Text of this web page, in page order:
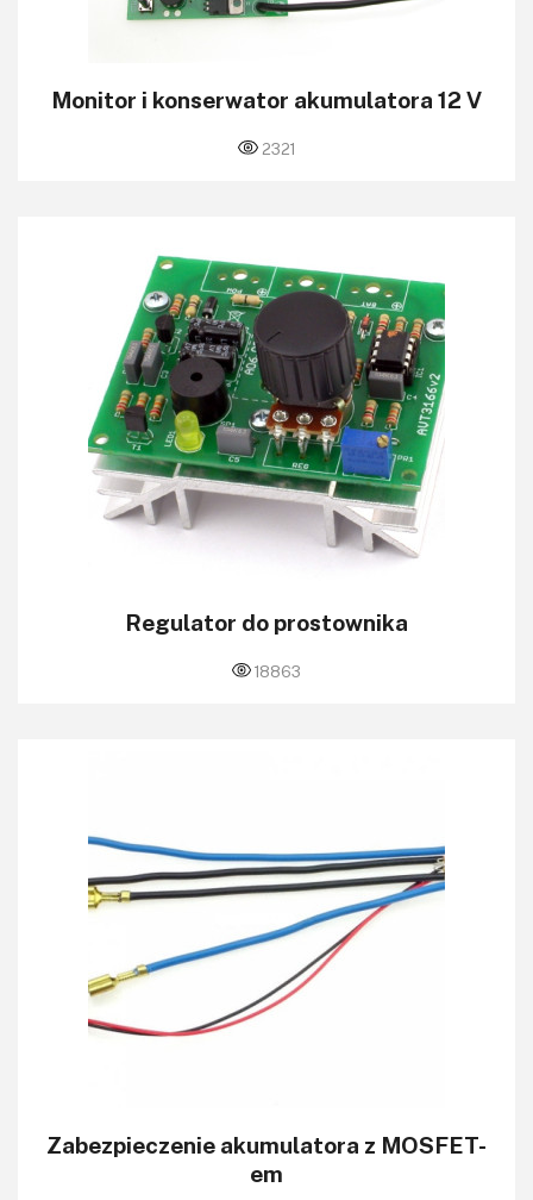
Monitor i konserwator akumulatora 12 V
2321
Regulator do prostownika
18863
Zabezpieczenie akumulatora z MOSFET-
em